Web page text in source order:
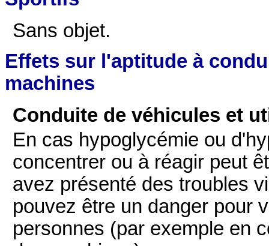
Sans objet.
Effets sur l'aptitude à
machines
Conduite de véhicules et
En cas hypoglycémie ou
concentrer ou à réagir peut
avez présenté des troubles
pouvez être un danger pour
personnes (par exemple en